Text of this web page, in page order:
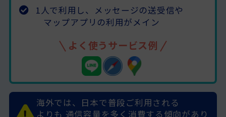
1人で利用し、メッセージの送受信や
マップアプリの利用がメイン
よく使うサービス例
海外では、日本で普段ご利用される
よりも 通信容量を多く消費する傾向があり